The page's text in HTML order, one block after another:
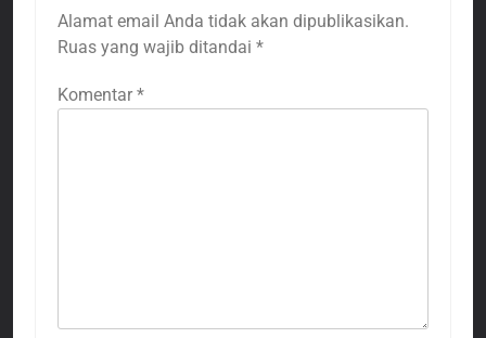
Alamat email Anda tidak akan dipublikasikan.
Ruas yang wajib ditandai *
Komentar *